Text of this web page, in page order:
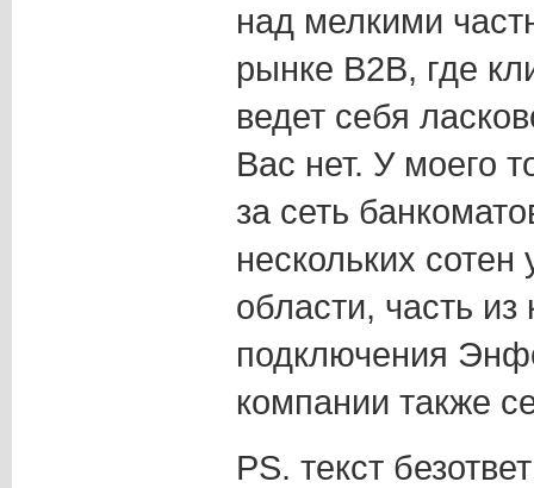
над мелкими
рынке B2B, где
ведет себя
Вас нет. У моего
за сеть
нескольких
области, часть
подключения
компании также
PS. текст